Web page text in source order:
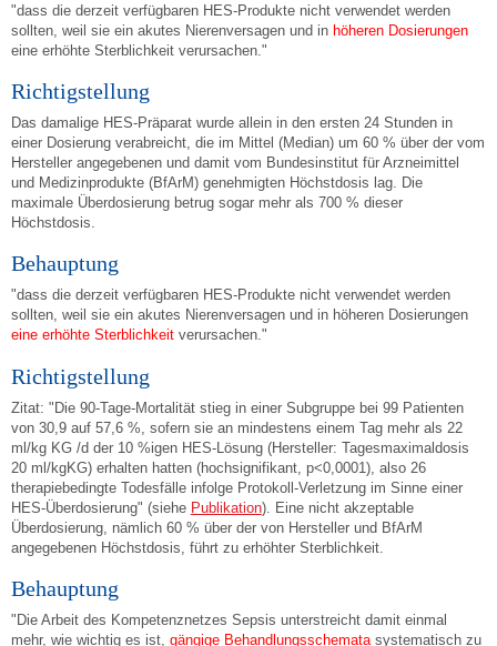
"dass die derzeit verfügbaren HES-Produkte nicht verwendet werden
sollten, weil sie ein akutes Nierenversagen und in höheren Dosierungen
eine erhöhte Sterblichkeit verursachen."
Richtigstellung
Das damalige HES-Präparat wurde allein in den ersten 24 Stunden in
einer Dosierung verabreicht, die im Mittel (Median) um 60 % über der vom
Hersteller angegebenen und damit vom Bundesinstitut für Arzneimittel
und Medizinprodukte (BfArM) genehmigten Höchstdosis lag. Die
maximale Überdosierung betrug sogar mehr als 700 % dieser
Höchstdosis.
Behauptung
"dass die derzeit verfügbaren HES-Produkte nicht verwendet werden
sollten, weil sie ein akutes Nierenversagen und in höheren Dosierungen
eine erhöhte Sterblichkeitverursachen."
Richtigstellung
Zitat: "Die 90-Tage-Mortalität stieg in einer Subgruppe bei 99 Patienten
von 30,9 auf 57,6 %, sofern sie an mindestens einem Tag mehr als 22
ml/kg KG /d der 10 %igen HES-Lösung (Hersteller: Tagesmaximaldosis
20 ml/kgKG) erhalten hatten (hochsignifikant, p<0,0001), also 26
therapiebedingte Todesfälle infolge Protokoll-Verletzung im Sinne einer
HES-Überdosierung" (siehe Publikation). Eine nicht akzeptable
Überdosierung, nämlich 60 % über der von Hersteller und BfArM
angegebenen Höchstdosis, führt zu erhöhter Sterblichkeit.
Behauptung
"Die Arbeit des Kompetenznetzes Sepsis unterstreicht damit einmal
mehr, wie wichtig es ist, gängige Behandlungsschematasystematisch zu